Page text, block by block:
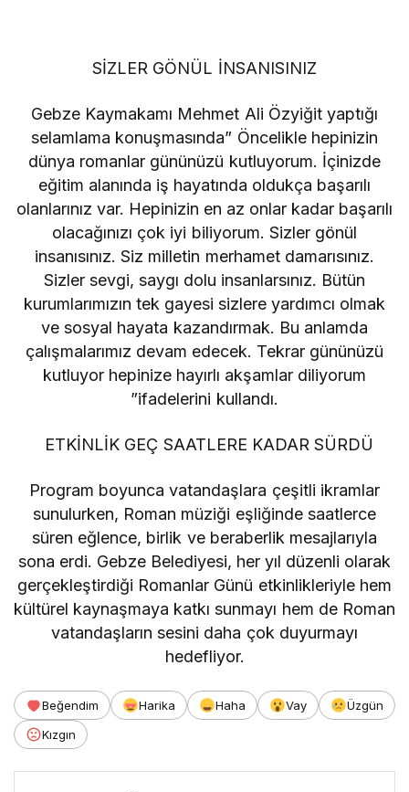
SİZLER GÖNÜL İNSANISINIZ
Gebze Kaymakamı Mehmet Ali Özyiğit yaptığı
selamlama konuşmasında” Öncelikle hepinizin
dünya romanlar gününüzü kutluyorum. İçinizde
eğitim alanında iş hayatında oldukça başarılı
olanlarınız var. Hepinizin en az onlar kadar başarılı
olacağınızı çok iyi biliyorum. Sizler gönül
insanısınız. Siz milletin merhamet damarısınız.
Sizler sevgi, saygı dolu insanlarsınız. Bütün
kurumlarımızın tek gayesi sizlere yardımcı olmak
ve sosyal hayata kazandırmak. Bu anlamda
çalışmalarımız devam edecek. Tekrar gününüzü
kutluyor hepinize hayırlı akşamlar diliyorum
”ifadelerini kullandı.
ETKİNLİK GEÇ SAATLERE KADAR SÜRDÜ
Program boyunca vatandaşlara çeşitli ikramlar
sunulurken, Roman müziği eşliğinde saatlerce
süren eğlence, birlik ve beraberlik mesajlarıyla
sona erdi. Gebze Belediyesi, her yıl düzenli olarak
gerçekleştirdiği Romanlar Günü etkinlikleriyle hem
kültürel kaynaşmaya katkı sunmayı hem de Roman
vatandaşların sesini daha çok duyurmayı
hedefliyor.
Beğendim Harika Haha Vay
Üzgün
Kızgın